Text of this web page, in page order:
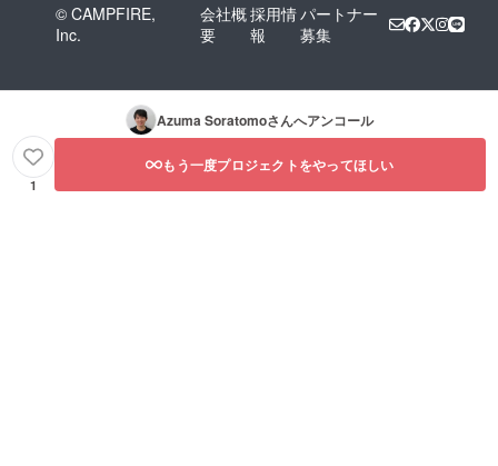
© CAMPFIRE,
Inc.
会社概
要
採用情
報
パートナー
募集
Azuma Soratomoさんへアンコール
1
もう一度プロジェクトをやってほしい